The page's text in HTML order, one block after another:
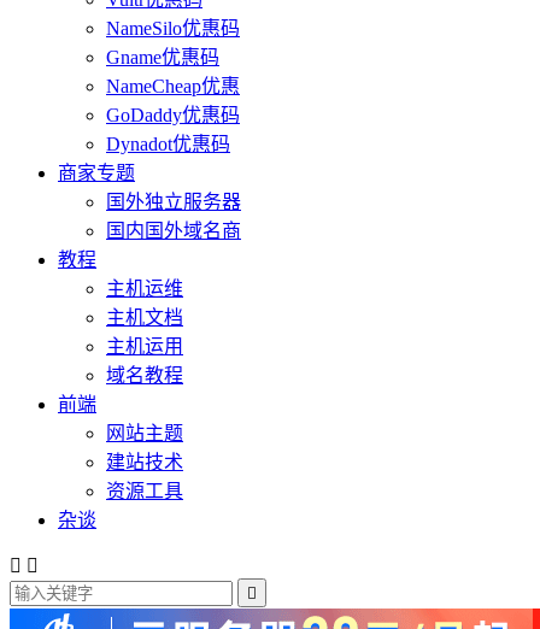
NameSilo优惠码
Gname优惠码
NameCheap优惠
GoDaddy优惠码
Dynadot优惠码
商家专题
国外独立服务器
国内国外域名商
教程
主机运维
主机文档
主机运用
域名教程
前端
网站主题
建站技术
资源工具
杂谈
 
